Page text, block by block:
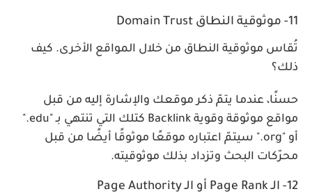
11- موثوقية النطاق Domain Trust
تُقاس موثوقية النطاق من خلال المواقع الأخرى. كيف
ذلك؟
حسنًا، عندما يتمّ ذكر موقعك والإشارة إليه من قبل
مواقع موثوقة وقوية Backlink كتلك التي تنتهي بـ "edu."
أو "org." سيتمّ اعتباره موقعًا موثوقًا أيضًا من قبل
محرّكات البحث وتزداد بذلك موثوقيته.
12- الـ Page Rank أو الـ Page Authority